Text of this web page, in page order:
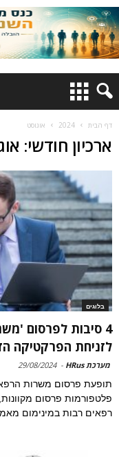
דף הבית 2024 אוגוסט
ארכיון חודשי:
בלוגים
לזניחת הפרקטיקה
מערכת HRus -
29/08/2024
תופעת פרסום משרות
פלטפורמות פרסום
רפאים רבות במינימום